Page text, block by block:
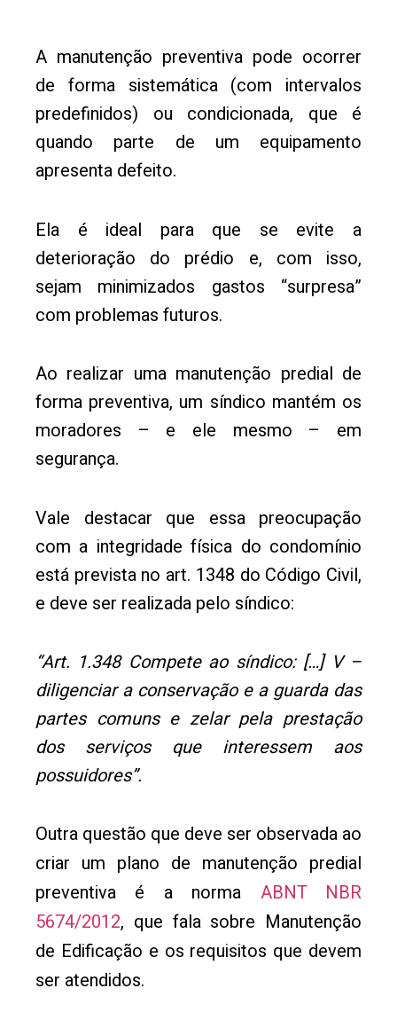
A manutenção preventiva pode ocorrer
de forma sistemática (com intervalos
predefinidos) ou condicionada, que é
quando parte de um equipamento
apresenta defeito.
Ela é ideal para que se evite a
deterioração do prédio e, com isso,
sejam minimizados gastos “surpresa”
com problemas futuros.
Ao realizar uma manutenção predial de
forma preventiva, um síndico mantém os
moradores – e ele mesmo – em
segurança.
Vale destacar que essa preocupação
com a integridade física do condomínio
está prevista no art. 1348 do Código Civil,
e deve ser realizada pelo síndico:
“Art. 1.348 Compete ao síndico: […] V –
diligenciar a conservação e a guarda das
partes comuns e zelar pela prestação
dos serviços que interessem aos
possuidores”.
Outra questão que deve ser observada ao
criar um plano de manutenção predial
preventiva é a norma ABNT NBR
5674/2012, que fala sobre Manutenção
de Edificação e os requisitos que devem
ser atendidos.